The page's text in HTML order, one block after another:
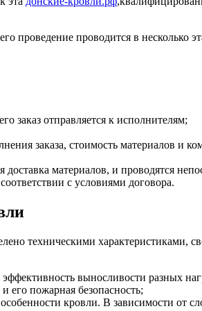
проведение проводится в несколько
заказ отправляется к исполнителям;
заказа, стоимость материалов
материалов, и проводятся
с условиями договора.
техническими характеристиками,
выносливости разных
его пожарная безопасность;
кровли. В зависимости от